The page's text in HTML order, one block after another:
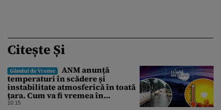
Citește Și
Gândul de Vreme
ANM anunță
temperaturi în scădere și
instabilitate atmosferică în toată
țara. Cum va fi vremea în
București și când vin vijeliile
10:15